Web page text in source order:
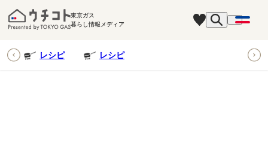
東京ガス
暮らし情報メディア
レシピ レシピ